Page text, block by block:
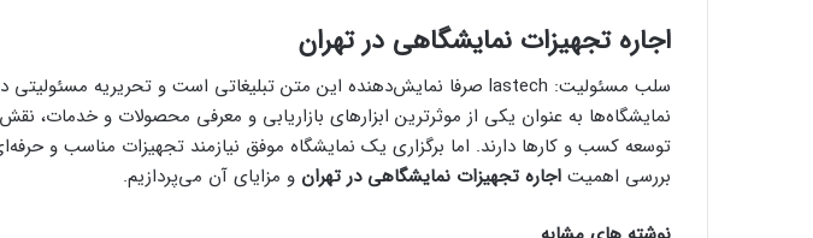
اجاره تجهیزات نمایشگاهی در تهران
سلب مسئولیت: lastech صرفا نمایش‌دهنده این متن تبلیغاتی است و تحریریه مسئولیتی درباره محتوای آن ندارد.
نمایشگاه‌ها به عنوان یکی از موثرترین ابزارهای بازاریابی و معرفی محصولات و خدمات،
توسعه کسب و کارها دارند. اما برگزاری یک نمایشگاه موفق نیازمند تجهیزات مناسب و
بررسی اهمیت اجاره تجهیزات نمایشگاهی در تهران و مزایای آن می‌پردازیم.